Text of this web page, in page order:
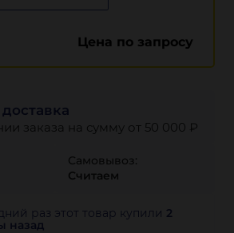
Цена по запросу
заказа на сумму от 50 000 ₽
Самовывоз:
Считаем
раз этот товар купили 2
назад